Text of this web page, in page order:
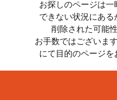
お探しのページは
できない状況にあ
削除された可能
お手数ではございます
にて目的のページを